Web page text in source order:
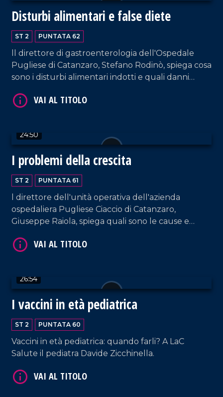
Disturbi alimentari e false diete
ST 2 PUNTATA 62
ll direttore di gastroenterologia dell'Ospedale
Pugliese di Catanzaro, Stefano Rodinò, spiega cosa
sono i disturbi alimentari indotti e quali danni
24:50
I problemi della crescita
ST 2 PUNTATA 61
l direttore dell'unità operativa dell'azienda
ospedaliera Pugliese Ciaccio di Catanzaro,
Giuseppe Raiola, spiega quali sono le cause e
crescita.
26:54
I vaccini in età pediatrica
ST 2 PUNTATA 60
Vaccini in età pediatrica: quando farli? A LaC
Salute il pediatra Davide Zicchinella.
VAI AL TITOLO
VAI AL TITOLO
VAI AL TITOLO
VAI AL TITOLO